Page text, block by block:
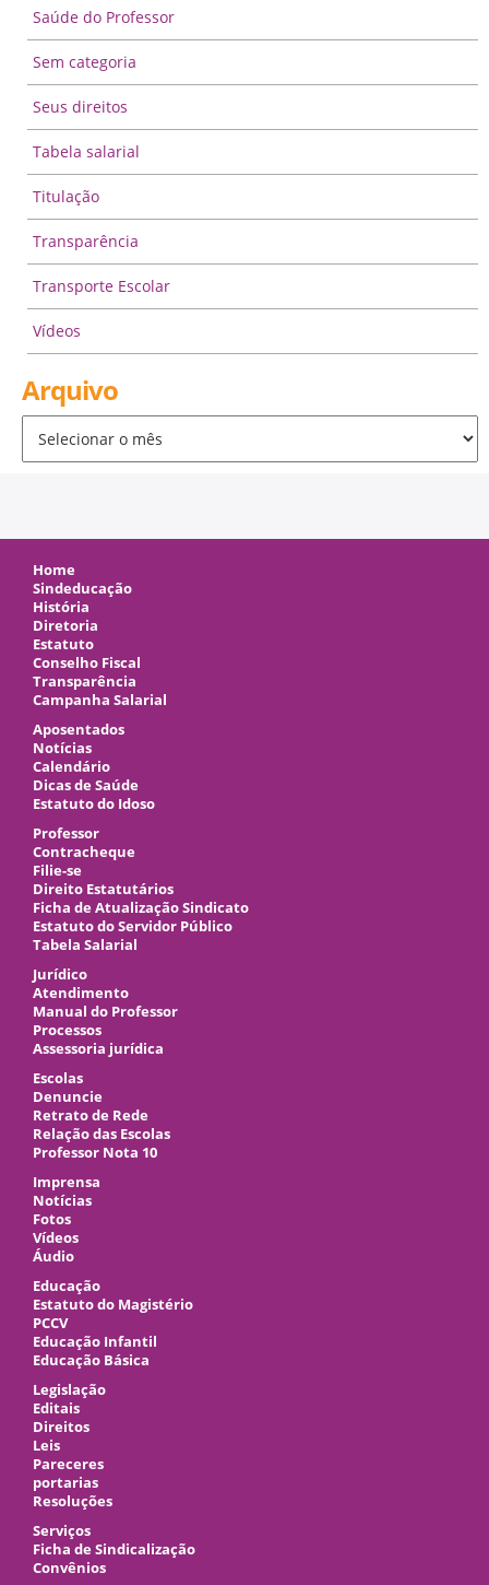
Saúde do Professor
Sem categoria
Seus direitos
Tabela salarial
Titulação
Transparência
Transporte Escolar
Vídeos
Arquivo
Home
Sindeducação
História
Diretoria
Estatuto
Conselho Fiscal
Transparência
Campanha Salarial
Aposentados
Notícias
Calendário
Dicas de Saúde
Estatuto do Idoso
Professor
Contracheque
Filie-se
Direito Estatutários
Ficha de Atualização Sindicato
Estatuto do Servidor Público
Tabela Salarial
Jurídico
Atendimento
Manual do Professor
Processos
Assessoria jurídica
Escolas
Denuncie
Retrato de Rede
Relação das Escolas
Professor Nota 10
Imprensa
Notícias
Fotos
Vídeos
Áudio
Educação
Estatuto do Magistério
PCCV
Educação Infantil
Educação Básica
Legislação
Editais
Direitos
Leis
Pareceres
portarias
Resoluções
Serviços
Ficha de Sindicalização
Convênios